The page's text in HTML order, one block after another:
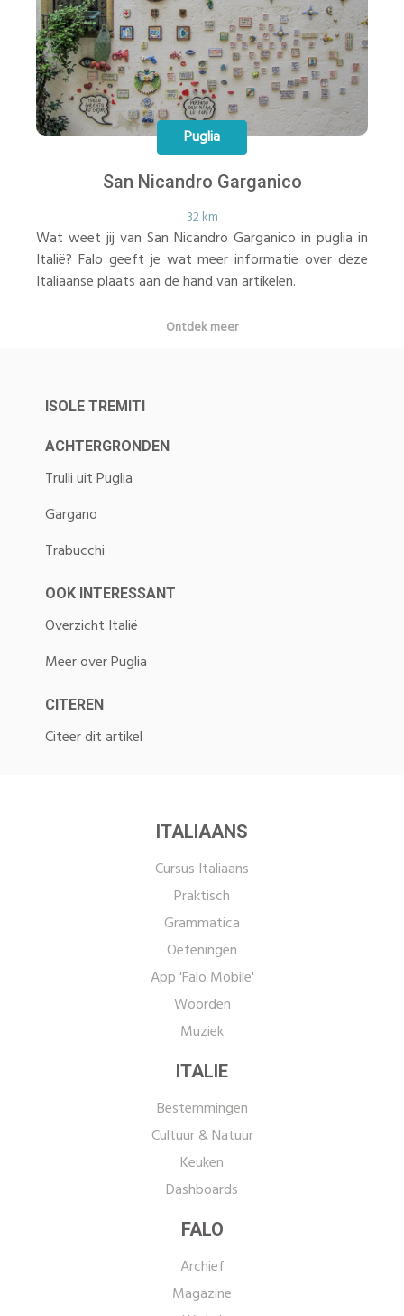
Puglia
San Nicandro Garganico
32 km
Wat weet jij van San Nicandro Garganico in puglia in
Italië? Falo geeft je wat meer informatie over deze
Italiaanse plaats aan de hand van artikelen.
Ontdek meer
ISOLE TREMITI
ACHTERGRONDEN
Trulli uit Puglia
Gargano
Trabucchi
OOK INTERESSANT
Overzicht Italië
Meer over Puglia
CITEREN
Citeer dit artikel
ITALIAANS
Cursus Italiaans
Praktisch
Grammatica
Oefeningen
App 'Falo Mobile'
Woorden
Muziek
ITALIE
Bestemmingen
Cultuur & Natuur
Keuken
Dashboards
FALO
Archief
Magazine